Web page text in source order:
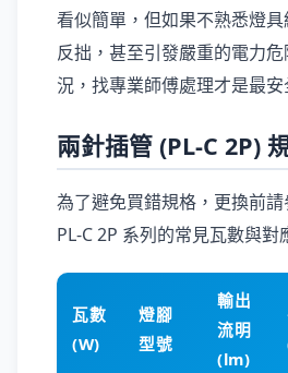
看似簡單，但如果不熟悉燈
反拙，甚至引發嚴重的電力
況，找專業師傅處理才是最安
兩針插管 (PL-C 2P)
為了避免買錯規格，更換前
PL-C 2P 系列的常見瓦數與對
瓦數
(W)
燈腳
型號
輸出
流明
(lm)